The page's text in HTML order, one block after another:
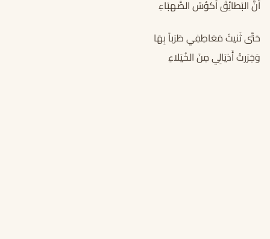
أَنَّ البَطائِقَ أَكؤسُ الصَّهبَاءِ
حَتَّى ثَنيتُ مَعَاطِفِي طَرَباً بِهَا
وَجَرَرتُ أَذيَالِي مِنَ الخُيَلاءِ